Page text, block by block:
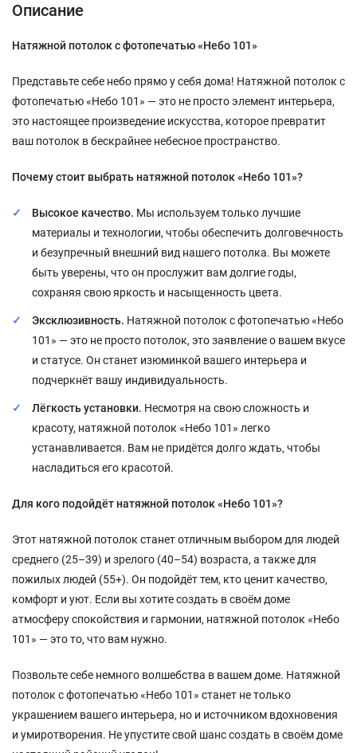
Описание
Натяжной потолок с фотопечатью «Небо 101»
Представьте себе небо прямо у себя дома! Натяжной потолок с
фотопечатью «Небо 101» — это не просто элемент интерьера,
это настоящее произведение искусства, которое превратит
ваш потолок в бескрайнее небесное пространство.
Почему стоит выбрать натяжной потолок «Небо 101»?
Высокое качество. Мы используем только лучшие
материалы и технологии, чтобы обеспечить долговечность
и безупречный внешний вид нашего потолка. Вы можете
быть уверены, что он прослужит вам долгие годы,
сохраняя свою яркость и насыщенность цвета.
Эксклюзивность. Натяжной потолок с фотопечатью «Небо
101» — это не просто потолок, это заявление о вашем вкусе
и статусе. Он станет изюминкой вашего интерьера и
подчеркнёт вашу индивидуальность.
Лёгкость установки. Несмотря на свою сложность и
красоту, натяжной потолок «Небо 101» легко
устанавливается. Вам не придётся долго ждать, чтобы
насладиться его красотой.
Для кого подойдёт натяжной потолок «Небо 101»?
Этот натяжной потолок станет отличным выбором для людей
среднего (25–39) и зрелого (40–54) возраста, а также для
пожилых людей (55+). Он подойдёт тем, кто ценит качество,
комфорт и уют. Если вы хотите создать в своём доме
атмосферу спокойствия и гармонии, натяжной потолок «Небо
101» — это то, что вам нужно.
Позвольте себе немного волшебства в вашем доме. Натяжной
потолок с фотопечатью «Небо 101» станет не только
украшением вашего интерьера, но и источником вдохновения
и умиротворения. Не упустите свой шанс создать в своём доме